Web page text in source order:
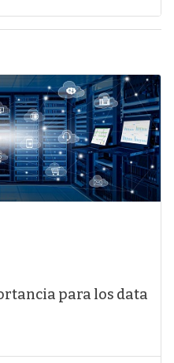
para los data